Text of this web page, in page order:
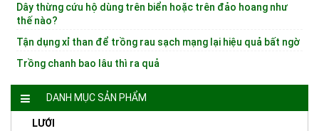
Dây thừng cứu hộ dùng trên biển hoặc trên đảo hoang như
thế nào?
Tận dụng xỉ than để trồng rau sạch mạng lại hiệu quả bất ngờ
Trồng chanh bao lâu thì ra quả
DANH MỤC SẢN PHẨM
LƯỚI